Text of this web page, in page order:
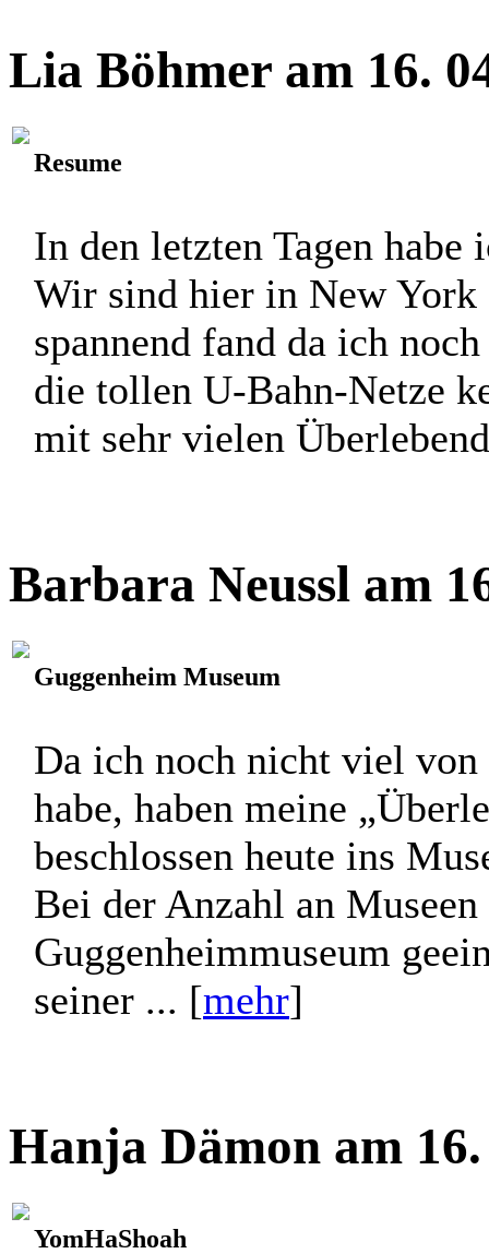
Lia Böhmer am 16.
Resume
In den letzten Tagen
Wir sind hier in New York
spannend fand da ich
die tollen U-Bahn-Netze
mit sehr vielen
Barbara Neussl am
Guggenheim Museum
Da ich noch nicht viel
habe, haben meine
beschlossen heute ins
Bei der Anzahl an
Guggenheimmuseum
seiner ... [mehr]
Hanja Dämon am
YomHaShoah